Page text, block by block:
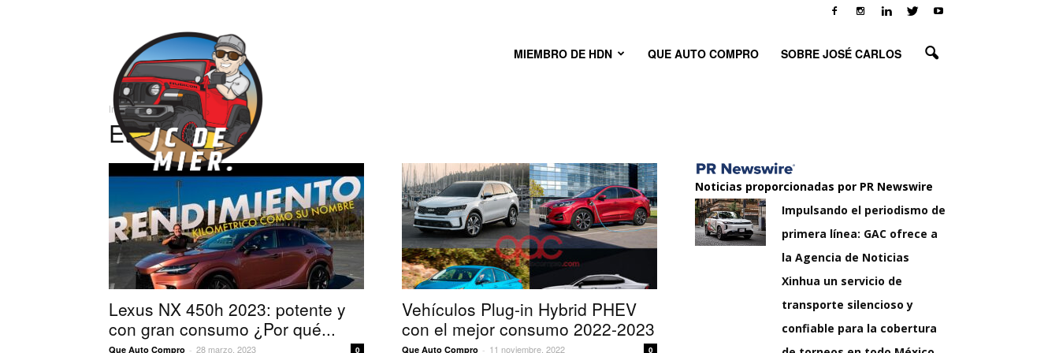
Carlos
MIEMBRO DE HDN QUE AUTO COMPRO SOBRE JOSÉ CARLOS
Inicio Etiquetas NX
Etiqueta: NX
Lexus NX 450h 2023: potente y
con gran consumo ¿Por qué...
Que Auto Compro - 28 marzo, 2023 0
Vehículos Plug-in Hybrid PHEV
con el mejor consumo 2022-2023
Que Auto Compro - 11 noviembre, 2022 0
Noticias proporcionadas por PR Newswire
Impulsando el periodismo de
primera línea: GAC ofrece a
la Agencia de Noticias
Xinhua un servicio de
transporte silencioso y
confiable para la cobertura